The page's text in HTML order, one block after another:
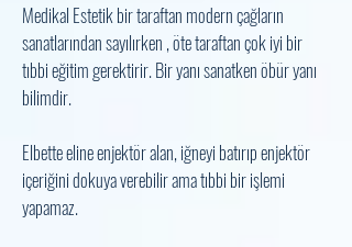
Medikal Estetik bir taraftan modern çağların
sanatlarından sayılırken , öte taraftan çok iyi bir
tıbbi eğitim gerektirir. Bir yanı sanatken öbür yanı
bilimdir.
Elbette eline enjektör alan, iğneyi batırıp enjektör
içeriğini dokuya verebilir ama tıbbi bir işlemi
yapamaz.